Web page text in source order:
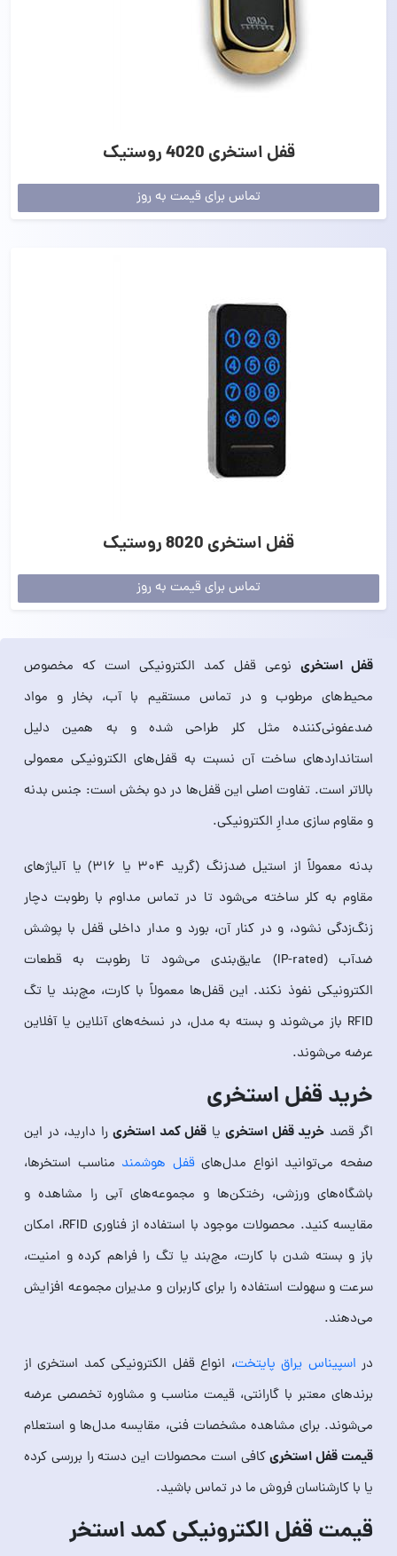
قفل استخری 4020 روستیک
تماس برای قیمت به روز
قفل استخری 8020 روستیک
تماس برای قیمت به روز
قفل استخری نوعی قفل کمد الکترونیکی است که مخصوص
محیط‌های مرطوب و در تماس مستقیم با آب، بخار و مواد
ضدعفونی‌کننده مثل کلر طراحی شده و به همین دلیل
استانداردهای ساخت آن نسبت به قفل‌های الکترونیکی معمولی
بالاتر است. تفاوت اصلی این قفل‌ها در دو بخش است: جنس بدنه
و مقاوم‌ سازی مدارِ الکترونیکی.
بدنه معمولاً از استیل ضدزنگ (گرید ۳۰۴ یا ۳۱۶) یا آلیاژهای
مقاوم به کلر ساخته می‌شود تا در تماس مداوم با رطوبت دچار
زنگ‌زدگی نشود، و در کنار آن، بورد و مدار داخلی قفل با پوشش
ضدآب (IP-rated) عایق‌بندی می‌شود تا رطوبت به قطعات
الکترونیکی نفوذ نکند. این قفل‌ها معمولاً با کارت، مچ‌بند یا تگ
RFID باز می‌شوند و بسته به مدل، در نسخه‌های آنلاین یا آفلاین
عرضه می‌شوند.
خرید قفل استخری
اگر قصد خرید قفل استخری یا قفل کمد استخری را دارید، در این
صفحه می‌توانید انواع مدل‌هایقفل هوشمند مناسب استخرها،
باشگاه‌های ورزشی، رختکن‌ها و مجموعه‌های آبی را مشاهده و
مقایسه کنید. محصولات موجود با استفاده از فناوری RFID، امکان
باز و بسته شدن با کارت، مچ‌بند یا تگ را فراهم کرده و امنیت،
سرعت و سهولت استفاده را برای کاربران و مدیران مجموعه افزایش
می‌دهند.
در اسپیناس یراق پایتخت، انواع قفل الکترونیکی کمد استخری از
برندهای معتبر با گارانتی، قیمت مناسب و مشاوره تخصصی عرضه
می‌شوند. برای مشاهده مشخصات فنی، مقایسه مدل‌ها و استعلام
قیمت قفل استخریکافی است محصولات این دسته را بررسی کرده
یا با کارشناسان فروش ما در تماس باشید.
قیمت قفل الکترونیکی کمد استخر